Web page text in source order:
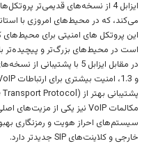
می‌کند، که در محیط‌های امروزی با
این پروتکل های امنیتی برای
است در محیط‌های بزرگ‌تر و پیچیده‌تر
و 1.3، امنیت بیشتری برای ارتباطات VoIP و SIP فراهم می‌کند.
مکالمات VoIP نیز یکی از مزیت‌های اصلی ایزابل 5 است.
سیستم‌های احراز هویت و رمزنگاری
خارجی و کلاینت‌های SIP جدیدتر دارد.